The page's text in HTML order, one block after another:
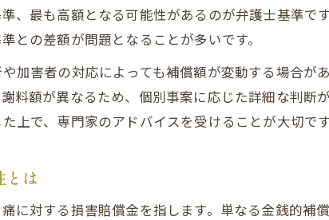
自賠責基準と弁護士基準の交通事故慰謝料比較
交通事故で遺族が選ぶべき慰謝料基準とは何か
弁護士基準が交通事故慰謝料増額に有効な理由
遺族の状況別にみる慰謝料額の変動ポイント
交通事故被害者遺族が知るべき慰謝料の増額事例
交通事故の慰謝料増額交渉で意識すべきコツと流れ
遺族の想いを反映する交通事故慰謝料請求の工夫
、最も高額となる可能性があるのが弁護士基準で
との差額が問題となることが多いです。
加害者の対応によっても補償額が変動する場合が
料額が異なるため、個別事案に応じた詳細な判断
上で、専門家のアドバイスを受けることが大切です
とは
に対する損害賠償金を指します。単なる金銭的補